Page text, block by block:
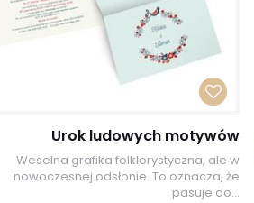
Urok ludowych motywów
Weselna grafika folklorystyczna, ale w
nowoczesnej odsłonie. To oznacza, że
pasuje do...